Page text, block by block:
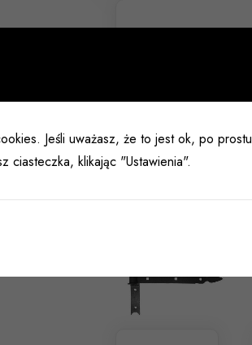
Jeśli uważasz, że to jest ok, po
ciasteczka, klikając "Ustawienia".